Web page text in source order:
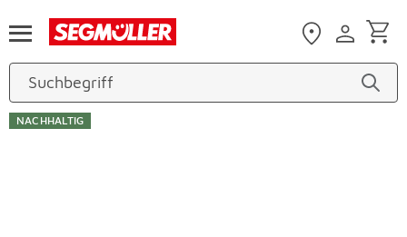
NACHHALTIG